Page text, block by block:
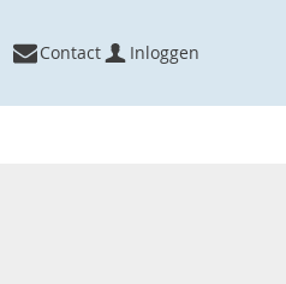
Contact Inloggen